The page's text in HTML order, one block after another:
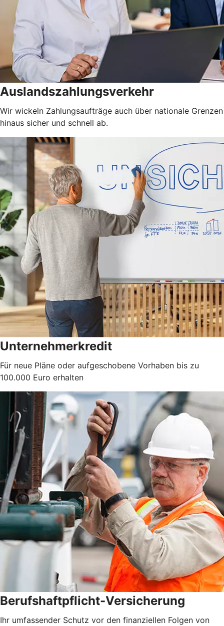
Auslandszahlungsverkehr
Wir wickeln Zahlungsaufträge auch über nationale Grenzen
hinaus sicher und schnell ab.
Unternehmerkredit
Für neue Pläne oder aufgeschobene Vorhaben bis zu
100.000 Euro erhalten
Berufshaftpflicht-Versicherung
Ihr umfassender Schutz vor den finanziellen Folgen von